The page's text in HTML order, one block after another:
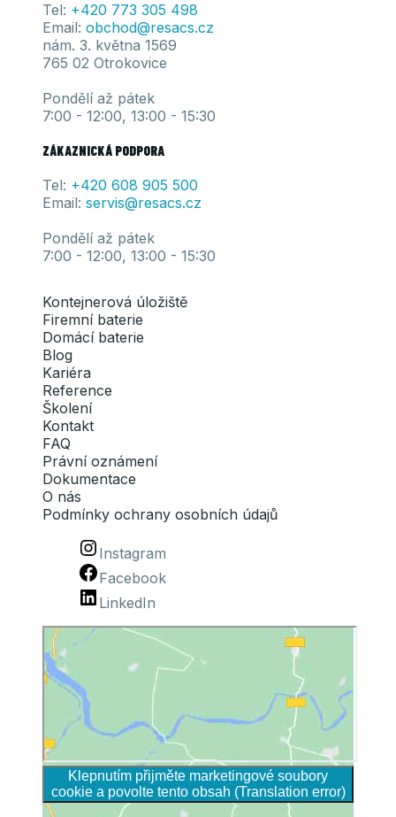
Tel: +420 773 305 498
Email: obchod@resacs.cz
nám. 3. května 1569
765 02 Otrokovice
Pondělí až pátek
7:00 - 12:00, 13:00 - 15:30
ZÁKAZNICKÁ PODPORA
Tel: +420 608 905 500
Email: servis@resacs.cz
Pondělí až pátek
7:00 - 12:00, 13:00 - 15:30
Kontejnerová úložiště
Firemní baterie
Domácí baterie
Blog
Kariéra
Reference
Školení
Kontakt
FAQ
Právní oznámení
Dokumentace
O nás
Podmínky ochrany osobních údajů
Instagram
Facebook
LinkedIn
Klepnutím přijměte marketingové soubory
cookie a povolte tento obsah (Translation error)